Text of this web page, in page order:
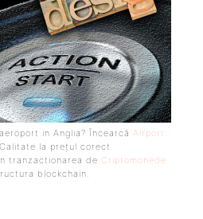
in Anglia? Încearcă Airport
Calitate la prețul corect.
tranzactionarea de Criptomonede
blockchain.